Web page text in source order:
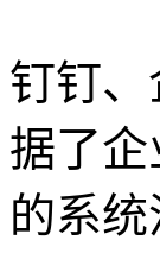
钉钉
据了
的系